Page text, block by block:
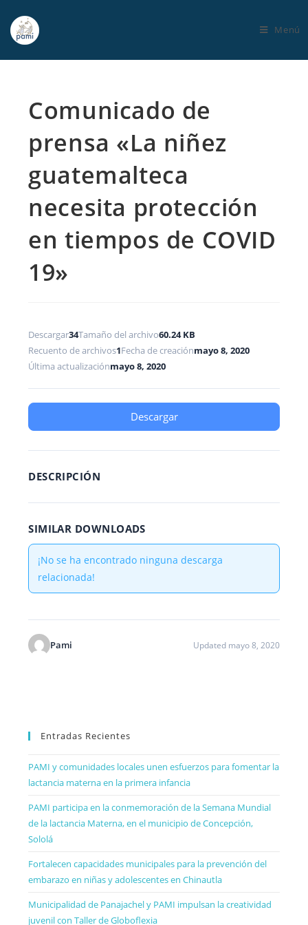
Menú
Comunicado de
prensa «La niñez
guatemalteca
necesita protección
en tiempos de COVID
19»
Descargar34Tamaño del archivo60.24 KB
Recuento de archivos1Fecha de creaciónmayo 8, 2020
Última actualizaciónmayo 8, 2020
Descargar
DESCRIPCIÓN
SIMILAR DOWNLOADS
¡No se ha encontrado ninguna descarga
relacionada!
Pami Updated mayo 8, 2020
Entradas Recientes
PAMI y comunidades locales unen esfuerzos para fomentar la
lactancia materna en la primera infancia
PAMI participa en la conmemoración de la Semana Mundial
de la lactancia Materna, en el municipio de Concepción,
Sololá
Fortalecen capacidades municipales para la prevención del
embarazo en niñas y adolescentes en Chinautla
Municipalidad de Panajachel y PAMI impulsan la creatividad
juvenil con Taller de Globoflexia